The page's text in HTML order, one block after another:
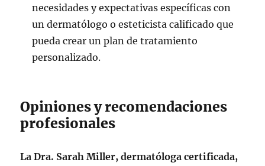
necesidades y expectativas específicas con
un dermatólogo o esteticista calificado que
pueda crear un plan de tratamiento
personalizado.
Opiniones y recomendaciones
profesionales
La Dra. Sarah Miller, dermatóloga certificada,